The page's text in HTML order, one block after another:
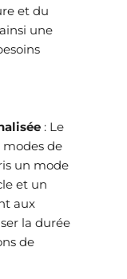
et du
une
: Le
de
un mode
et un
aux
la durée
de